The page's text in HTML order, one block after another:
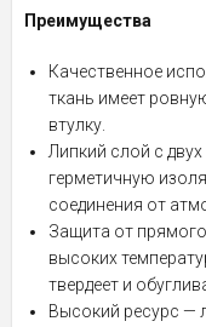
Преимущества
Качественное
ткань имеет
втулку.
Липкий слой с
герметичную
соединения от
Защита от
высоких
твердеет и
Высокий ресурс —